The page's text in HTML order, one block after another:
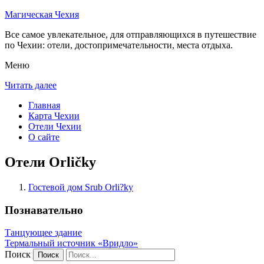
Магическая Чехия
Все самое увлекательное, для отправляющихся в путешествие
по Чехии: отели, достопримечательности, места отдыха.
Меню
Читать далее
Главная
Карта Чехии
Отели Чехии
О сайте
Отели Orličky
Гостевой дом Srub Orli?ky
Познавательно
Танцующее здание
Термальный источник «Вридло»
Поиск